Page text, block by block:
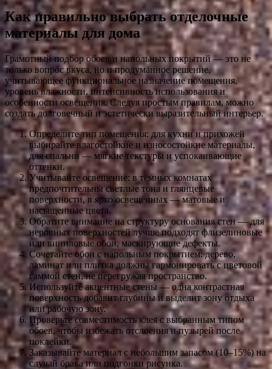
Как правильно выбрать отделочные
материалы для дома
Грамотный подбор обоев и напольных покрытий — это не
только вопрос вкуса, но и продуманное решение,
учитывающее функциональное назначение помещения,
уровень влажности, интенсивность использования и
особенности освещения. Следуя простым правилам, можно
создать долговечный и эстетически выразительный интерьер.
Определите тип помещения: для кухни и прихожей
выбирайте влагостойкие и износостойкие материалы,
для спальни — мягкие текстуры и успокаивающие
оттенки.
Учитывайте освещение: в тёмных комнатах
предпочтительны светлые тона и глянцевые
поверхности, в ярко освещённых — матовые и
насыщенные цвета.
Обратите внимание на структуру основания стен — для
неровных поверхностей лучше подходят флизелиновые
или виниловые обои, маскирующие дефекты.
Сочетайте обои с напольным покрытием: дерево,
ламинат или плитка должны гармонировать с цветовой
гаммой стен, не перегружая пространство.
Используйте акцентные стены — одна контрастная
поверхность добавит глубины и выделит зону отдыха
или рабочую зону.
Проверьте совместимость клея с выбранным типом
обоев, чтобы избежать отслоения и пузырей после
поклейки.
Заказывайте материал с небольшим запасом (10–15%) на
случай брака или подгонки рисунка.